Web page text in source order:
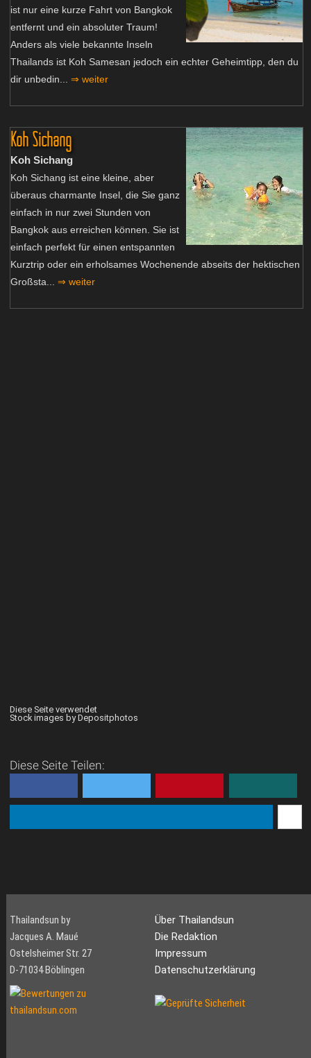
ist nur eine kurze Fahrt von Bangkok
entfernt und ein absoluter Traum!
Anders als viele bekannte Inseln
Thailands ist Koh Samesan jedoch ein echter Geheimtipp, den du
dir unbedin... ⇒ weiter
Koh Sichang
Koh Sichang
Koh Sichang ist eine kleine, aber
überaus charmante Insel, die Sie ganz
einfach in nur zwei Stunden von
Bangkok aus erreichen können. Sie ist
einfach perfekt für einen entspannten
Kurztrip oder ein erholsames Wochenende abseits der hektischen
Großsta... ⇒ weiter
Diese Seite verwendet
Stock images by Depositphotos
Diese Seite Teilen:
Thailandsun by
Jacques A. Maué
Ostelsheimer Str. 27
D-71034 Böblingen
Über Thailandsun
Die Redaktion
Impressum
Datenschutzerklärung